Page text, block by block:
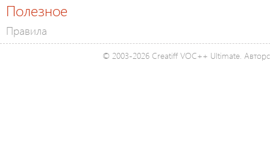
Полезное
Правила
© 2003-2026 Creatiff VOC++ Ultimate.